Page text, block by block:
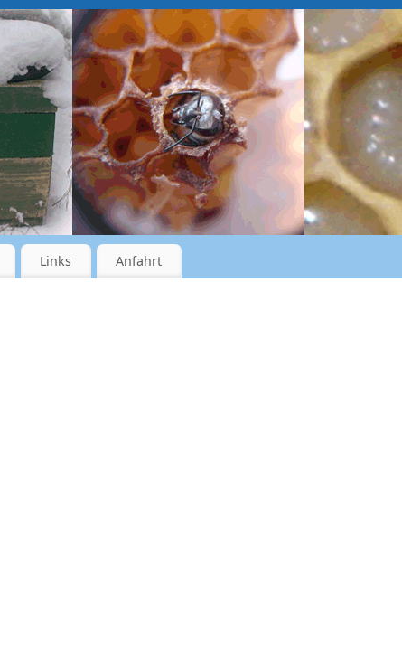
Links Anfahrt